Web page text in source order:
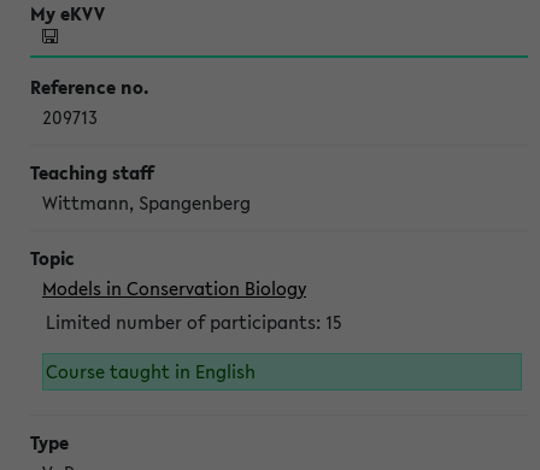
209713
Wittmann, Spangenberg
Models in Conservation Biology
Limited number of participants: 15
Course taught in English